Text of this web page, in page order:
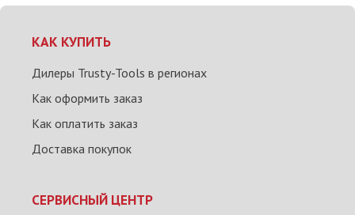
КАК КУПИТЬ
Дилеры Trusty-Tools в регионах
Как оформить заказ
Как оплатить заказ
Доставка покупок
СЕРВИСНЫЙ ЦЕНТР